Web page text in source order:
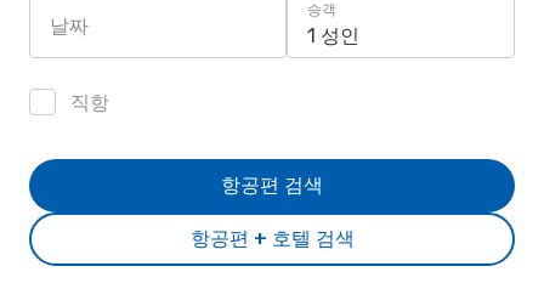
날짜
승객
1 성인
직항
항공편 + 호텔 검색
항공편 검색